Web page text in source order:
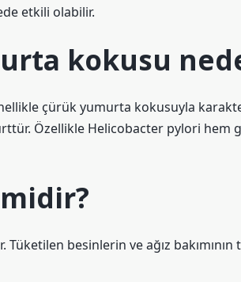
etkili olabilir.
kokusu
çürük yumurta kokusuyla
Özellikle Helicobacter pylori hem
besinlerin ve ağız bakımının